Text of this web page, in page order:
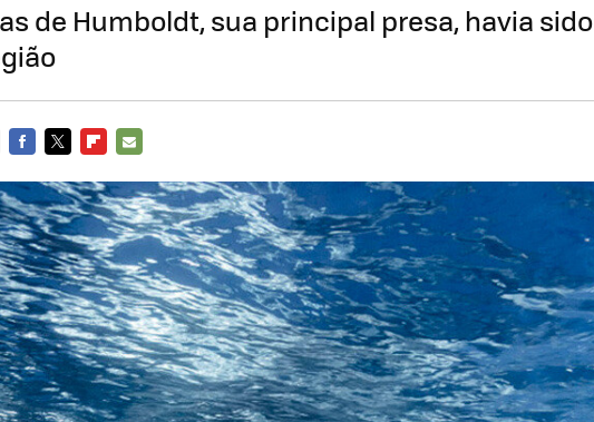
de Humboldt, sua principal presa, havia sido
MAIL